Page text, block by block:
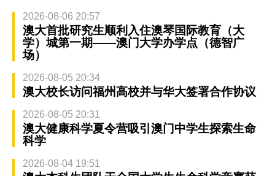
2026-08-06 20:57
澳大首批研究生顺利入住澳琴国际教育（大
学）城第一期——澳门大学办学点（德智广
场）
2026-08-05 20:34
澳大校长访问福州高校并与华大签署合作协议
2026-08-05 20:31
澳大健康科学夏令营吸引澳门中学生探索生命
科学
2026-08-04 19:51